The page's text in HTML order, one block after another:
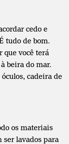
cedo e
tudo de bom.
que você terá
beira do mar.
cadeira de
os materiais
ser lavados para